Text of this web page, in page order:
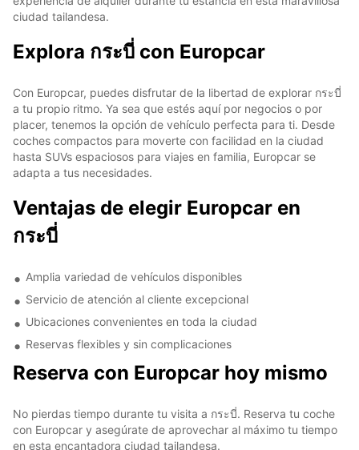
ciudad tailandesa.
Explora กระบี่ con Europcar
Con Europcar, puedes disfrutar de la libertad de explorar กระบี่
a tu propio ritmo. Ya sea que estés aquí por negocios o por
placer, tenemos la opción de vehículo perfecta para ti. Desde
coches compactos para moverte con facilidad en la ciudad
hasta SUVs espaciosos para viajes en familia, Europcar se
adapta a tus necesidades.
Ventajas de elegir Europcar en
กระบี่
Amplia variedad de vehículos disponibles
Servicio de atención al cliente excepcional
Ubicaciones convenientes en toda la ciudad
Reservas flexibles y sin complicaciones
Reserva con Europcar hoy mismo
No pierdas tiempo durante tu visita a กระบี่. Reserva tu coche
con Europcar y asegúrate de aprovechar al máximo tu tiempo
en esta encantadora ciudad tailandesa.